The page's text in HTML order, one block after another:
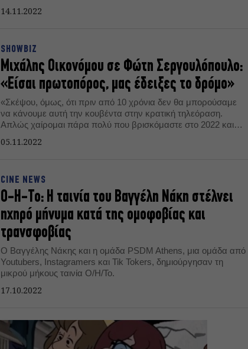
14.11.2022
SHOWBIZ
Μιχάλης Οικονόμου σε Φώτη Σεργουλόπουλο:
«Είσαι πρωτοπόρος, μας έδειξες το δρόμο»
«Σκέψου, όμως, ότι πριν από 10 χρόνια δεν θα μπορούσαμε
να κάνουμε αυτή την κουβέντα στην κρατική τηλεόραση.
Απλώς χαίρομαι πάρα πολύ που βρισκόμαστε στο 2022 και
Μιχάλης Οικονόμου στον Φώτη Σεργουλόπουλο.
05.11.2022
CINE NEWS
Ο-Η-Το: Η ταινία του Βαγγέλη Νάκη στέλνει
ηχηρό μήνυμα κατά της ομοφοβίας και
τρανσφοβίας
Ο Βαγγέλης Νάκης και η ομάδα PSDM Athens, μια ομάδα από
Youtubers, Instagramers και Tik Tokers, δημιούργησαν τη
μικρού μήκους ταινία Ο/Η/Το.
17.10.2022